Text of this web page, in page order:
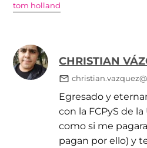
tom holland
CHRISTIAN
Egresado y
con la FCPyS de
como si me
pagan por ello) y